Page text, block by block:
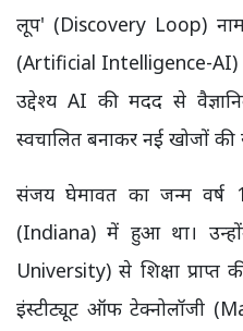
लूप' (Discovery Loop)
(Artificial Intelligence-AI)
उद्देश्य AI की मदद से
स्वचालित बनाकर नई खोजों की
संजय घेमावत का जन्म वर्ष
(Indiana) में हुआ था।
University) से शिक्षा
इंस्टीट्यूट ऑफ टेक्नोलॉजी